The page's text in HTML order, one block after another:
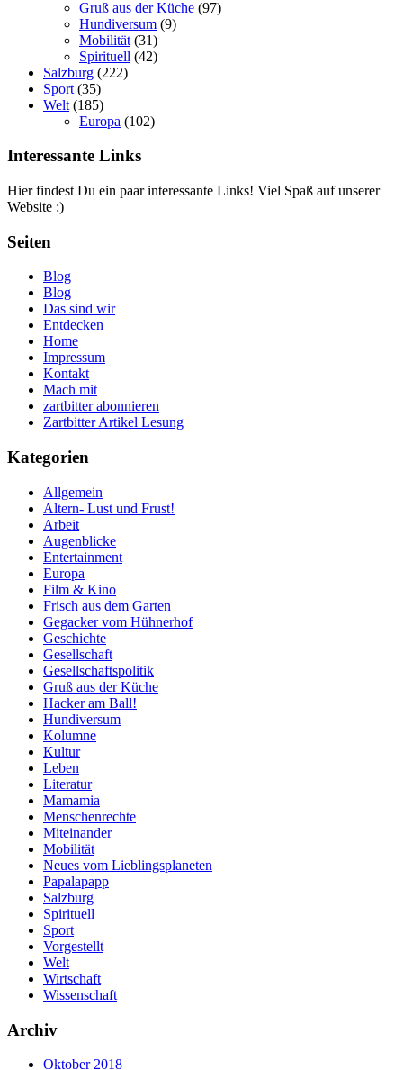
Gruß aus der Küche (97)
Hundiversum (9)
Mobilität (31)
Spirituell (42)
Salzburg (222)
Sport (35)
Welt (185)
Europa (102)
Interessante Links
Hier findest Du ein paar interessante Links! Viel Spaß auf unserer
Website :)
Seiten
Blog
Blog
Das sind wir
Entdecken
Home
Impressum
Kontakt
Mach mit
zartbitter abonnieren
Zartbitter Artikel Lesung
Kategorien
Allgemein
Altern- Lust und Frust!
Arbeit
Augenblicke
Entertainment
Europa
Film & Kino
Frisch aus dem Garten
Gegacker vom Hühnerhof
Geschichte
Gesellschaft
Gesellschaftspolitik
Gruß aus der Küche
Hacker am Ball!
Hundiversum
Kolumne
Kultur
Leben
Literatur
Mamamia
Menschenrechte
Miteinander
Mobilität
Neues vom Lieblingsplaneten
Papalapapp
Salzburg
Spirituell
Sport
Vorgestellt
Welt
Wirtschaft
Wissenschaft
Archiv
Oktober 2018